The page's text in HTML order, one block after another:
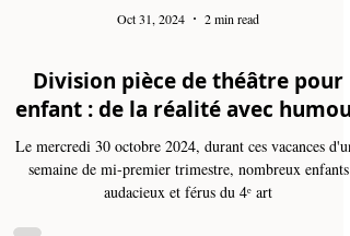
Oct 31, 2024 2 min read
Division pièce de théâtre pour
enfant : de la réalité avec humour